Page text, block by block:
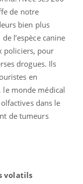
de notre
bien plus
l’espèce canine
policiers, pour
drogues. Ils
en
le monde médical
dans le
de tumeurs
volatils